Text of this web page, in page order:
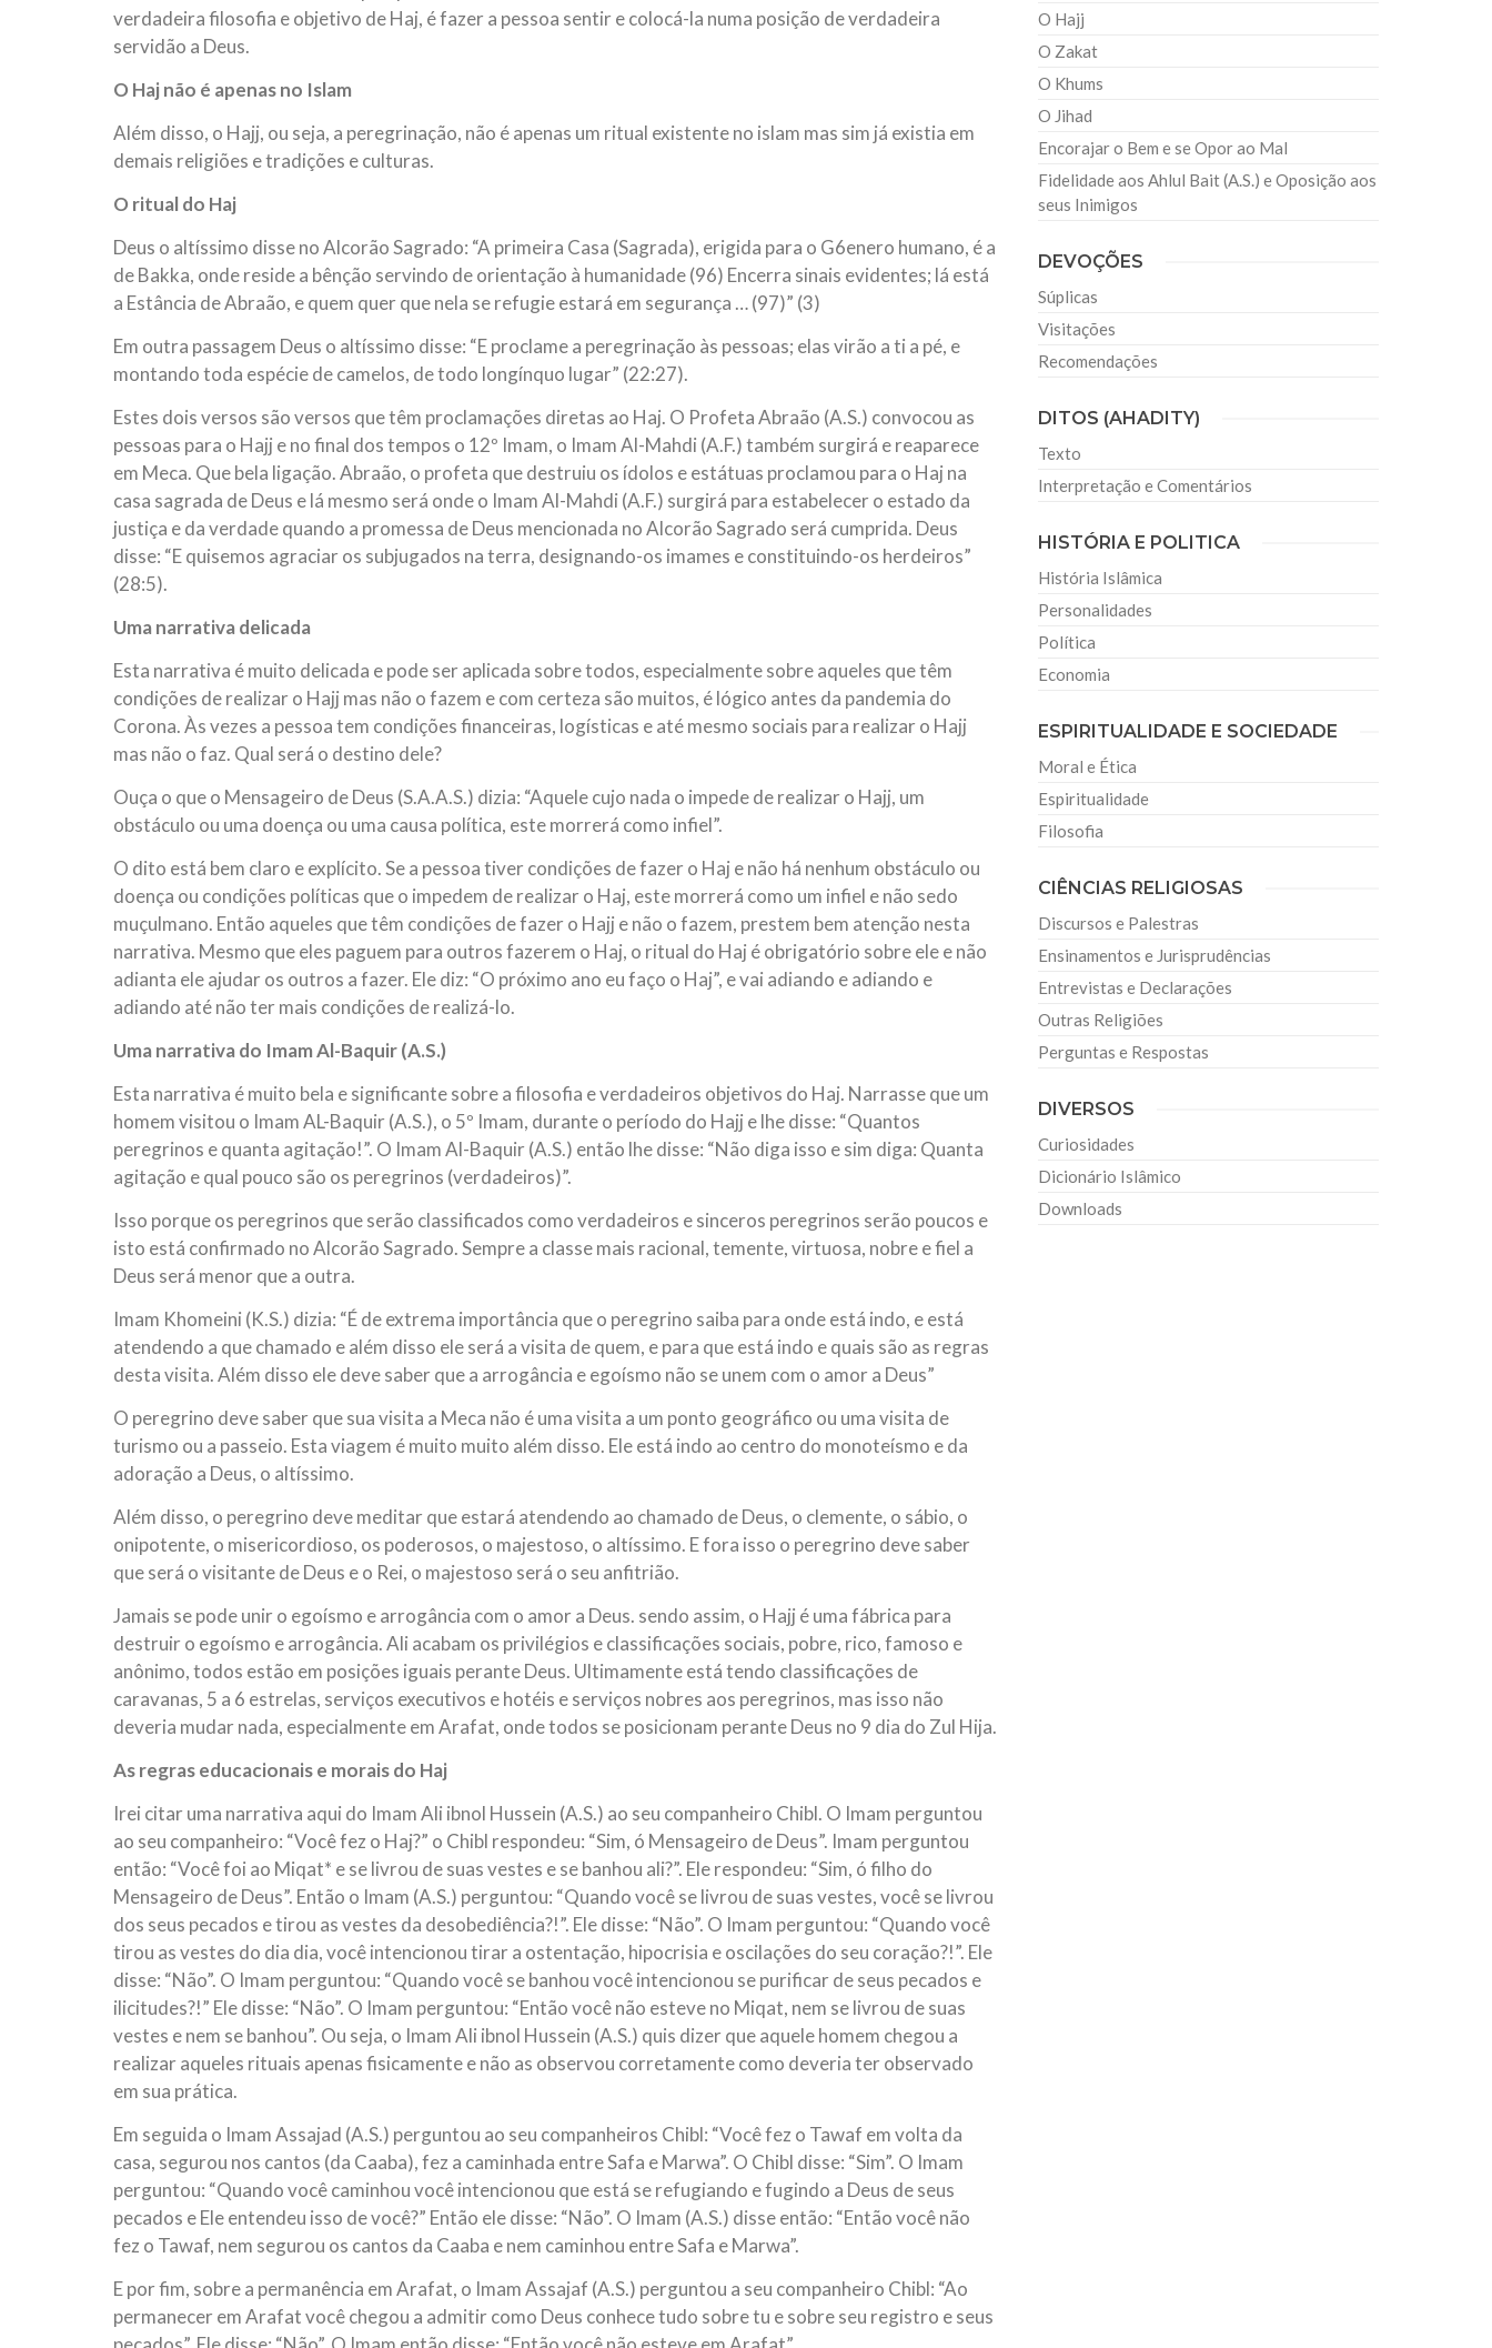
verdadeira filosofia e objetivo de Haj, é fazer a pessoa sentir e colocá-la numa posição de verdadeira
servidão a Deus.
O Haj não é apenas no Islam
Além disso, o Hajj, ou seja, a peregrinação, não é apenas um ritual existente no islam mas sim já existia em
demais religiões e tradições e culturas.
O ritual do Haj
Deus o altíssimo disse no Alcorão Sagrado: “A primeira Casa (Sagrada), erigida para o G6enero humano, é a
de Bakka, onde reside a bênção servindo de orientação à humanidade (96) Encerra sinais evidentes; lá está
a Estância de Abraão, e quem quer que nela se refugie estará em segurança … (97)” (3)
Em outra passagem Deus o altíssimo disse: “E proclame a peregrinação às pessoas; elas virão a ti a pé, e
montando toda espécie de camelos, de todo longínquo lugar” (22:27).
Estes dois versos são versos que têm proclamações diretas ao Haj. O Profeta Abraão (A.S.) convocou as
pessoas para o Hajj e no final dos tempos o 12º Imam, o Imam Al-Mahdi (A.F.) também surgirá e reaparece
em Meca. Que bela ligação. Abraão, o profeta que destruiu os ídolos e estátuas proclamou para o Haj na
casa sagrada de Deus e lá mesmo será onde o Imam Al-Mahdi (A.F.) surgirá para estabelecer o estado da
justiça e da verdade quando a promessa de Deus mencionada no Alcorão Sagrado será cumprida. Deus
disse: “E quisemos agraciar os subjugados na terra, designando-os imames e constituindo-os herdeiros”
(28:5).
Uma narrativa delicada
Esta narrativa é muito delicada e pode ser aplicada sobre todos, especialmente sobre aqueles que têm
condições de realizar o Hajj mas não o fazem e com certeza são muitos, é lógico antes da pandemia do
Corona. Às vezes a pessoa tem condições financeiras, logísticas e até mesmo sociais para realizar o Hajj
mas não o faz. Qual será o destino dele?
Ouça o que o Mensageiro de Deus (S.A.A.S.) dizia: “Aquele cujo nada o impede de realizar o Hajj, um
obstáculo ou uma doença ou uma causa política, este morrerá como infiel”.
O dito está bem claro e explícito. Se a pessoa tiver condições de fazer o Haj e não há nenhum obstáculo ou
doença ou condições políticas que o impedem de realizar o Haj, este morrerá como um infiel e não sedo
muçulmano. Então aqueles que têm condições de fazer o Hajj e não o fazem, prestem bem atenção nesta
narrativa. Mesmo que eles paguem para outros fazerem o Haj, o ritual do Haj é obrigatório sobre ele e não
adianta ele ajudar os outros a fazer. Ele diz: “O próximo ano eu faço o Haj”, e vai adiando e adiando e
adiando até não ter mais condições de realizá-lo.
Uma narrativa do Imam Al-Baquir (A.S.)
Esta narrativa é muito bela e significante sobre a filosofia e verdadeiros objetivos do Haj. Narrasse que um
homem visitou o Imam AL-Baquir (A.S.), o 5º Imam, durante o período do Hajj e lhe disse: “Quantos
peregrinos e quanta agitação!”. O Imam Al-Baquir (A.S.) então lhe disse: “Não diga isso e sim diga: Quanta
agitação e qual pouco são os peregrinos (verdadeiros)”.
Isso porque os peregrinos que serão classificados como verdadeiros e sinceros peregrinos serão poucos e
isto está confirmado no Alcorão Sagrado. Sempre a classe mais racional, temente, virtuosa, nobre e fiel a
Deus será menor que a outra.
Imam Khomeini (K.S.) dizia: “É de extrema importância que o peregrino saiba para onde está indo, e está
atendendo a que chamado e além disso ele será a visita de quem, e para que está indo e quais são as regras
desta visita. Além disso ele deve saber que a arrogância e egoísmo não se unem com o amor a Deus”
O peregrino deve saber que sua visita a Meca não é uma visita a um ponto geográfico ou uma visita de
turismo ou a passeio. Esta viagem é muito muito além disso. Ele está indo ao centro do monoteísmo e da
adoração a Deus, o altíssimo.
Além disso, o peregrino deve meditar que estará atendendo ao chamado de Deus, o clemente, o sábio, o
onipotente, o misericordioso, os poderosos, o majestoso, o altíssimo. E fora isso o peregrino deve saber
que será o visitante de Deus e o Rei, o majestoso será o seu anfitrião.
Jamais se pode unir o egoísmo e arrogância com o amor a Deus. sendo assim, o Hajj é uma fábrica para
destruir o egoísmo e arrogância. Ali acabam os privilégios e classificações sociais, pobre, rico, famoso e
anônimo, todos estão em posições iguais perante Deus. Ultimamente está tendo classificações de
caravanas, 5 a 6 estrelas, serviços executivos e hotéis e serviços nobres aos peregrinos, mas isso não
deveria mudar nada, especialmente em Arafat, onde todos se posicionam perante Deus no 9 dia do Zul Hija.
As regras educacionais e morais do Haj
Irei citar uma narrativa aqui do Imam Ali ibnol Hussein (A.S.) ao seu companheiro Chibl. O Imam perguntou
ao seu companheiro: “Você fez o Haj?” o Chibl respondeu: “Sim, ó Mensageiro de Deus”. Imam perguntou
então: “Você foi ao Miqat* e se livrou de suas vestes e se banhou ali?”. Ele respondeu: “Sim, ó filho do
Mensageiro de Deus”. Então o Imam (A.S.) perguntou: “Quando você se livrou de suas vestes, você se livrou
dos seus pecados e tirou as vestes da desobediência?!”. Ele disse: “Não”. O Imam perguntou: “Quando você
tirou as vestes do dia dia, você intencionou tirar a ostentação, hipocrisia e oscilações do seu coração?!”. Ele
disse: “Não”. O Imam perguntou: “Quando você se banhou você intencionou se purificar de seus pecados e
ilicitudes?!” Ele disse: “Não”. O Imam perguntou: “Então você não esteve no Miqat, nem se livrou de suas
vestes e nem se banhou”. Ou seja, o Imam Ali ibnol Hussein (A.S.) quis dizer que aquele homem chegou a
realizar aqueles rituais apenas fisicamente e não as observou corretamente como deveria ter observado
em sua prática.
Em seguida o Imam Assajad (A.S.) perguntou ao seu companheiros Chibl: “Você fez o Tawaf em volta da
casa, segurou nos cantos (da Caaba), fez a caminhada entre Safa e Marwa”. O Chibl disse: “Sim”. O Imam
perguntou: “Quando você caminhou você intencionou que está se refugiando e fugindo a Deus de seus
pecados e Ele entendeu isso de você?” Então ele disse: “Não”. O Imam (A.S.) disse então: “Então você não
fez o Tawaf, nem segurou os cantos da Caaba e nem caminhou entre Safa e Marwa”.
E por fim, sobre a permanência em Arafat, o Imam Assajaf (A.S.) perguntou a seu companheiro Chibl: “Ao
permanecer em Arafat você chegou a admitir como Deus conhece tudo sobre tu e sobre seu registro e seus
O Hajj
O Zakat
O Khums
O Jihad
Encorajar o Bem e se Opor ao Mal
Fidelidade aos Ahlul Bait (A.S.) e Oposição aos
seus Inimigos
DEVOÇÕES
Súplicas
Visitações
Recomendações
DITOS (AHADITY)
Texto
Interpretação e Comentários
HISTÓRIA E POLITICA
História Islâmica
Personalidades
Política
Economia
ESPIRITUALIDADE E SOCIEDADE
Moral e Ética
Espiritualidade
Filosofia
CIÊNCIAS RELIGIOSAS
Discursos e Palestras
Ensinamentos e Jurisprudências
Entrevistas e Declarações
Outras Religiões
Perguntas e Respostas
DIVERSOS
Curiosidades
Dicionário Islâmico
Downloads